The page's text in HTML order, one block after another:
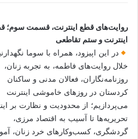
روایت‌های قطع اینترنت، قسمت سوم؛
اینترنت و ستم تقاطعی
در این اپیزود، همراه با سوما
خلال روایت‌های فاطمه، به تجربه زنان،
روزنامه‌نگاران، فعالان مدنی و ساکنان
کردستان در روزهای خاموشی اینترنت
می‌پردازیم؛ از محدودیت و نظارت بر
تحریریه‌ها تا آسیب به اقتصاد مرزی،
گردشگری، کسب‌وکارهای خرد زنان،